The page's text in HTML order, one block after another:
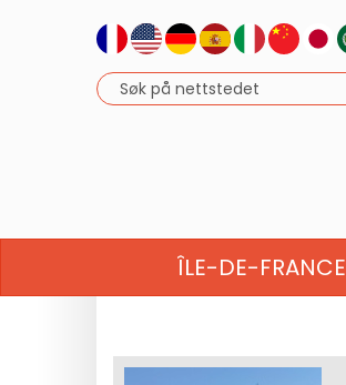
ÎLE-DE-FRANCE
NORMANDIE